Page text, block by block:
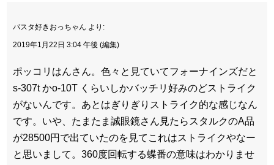
パスタ好きおっちゃん より:
2019年1月22日 3:04 午後 (編集)
ポッコリはんさん。色々と見ていてフォーナインズだと
s-307t かo-10T くらいしかバッチリ好みのどストライク
がないんです。あとはぎりぎりストライク的な感じなん
です。いや、たまたま誠眼鏡さん見たらスタルクのA品
が28500円で出ていたのを見てこれはストライクやなー
と思いまして。360度回転する蝶番の意味はわかりませ